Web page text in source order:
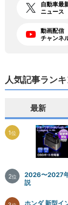
自動車最
ニュース
動画配信
チャンネ
人気記事ラン
最新
1位
2位
2026〜2027
説
ホンダ 新型イ